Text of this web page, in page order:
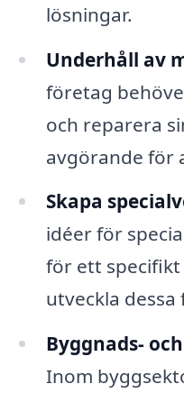
lösningar.
Underhåll av
företag
och reparera
avgörande för
Skapa
idéer för
för ett specifikt
utveckla dessa
Byggnads-
Inom